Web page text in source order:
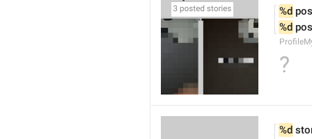
%d
%d
?
%d